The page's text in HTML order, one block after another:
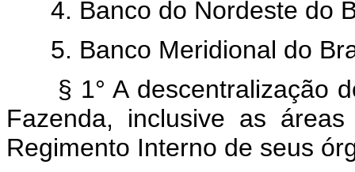
4. Banco do Nordeste do
5. Banco Meridional do
§ 1° A descentralização
Fazenda, inclusive as
Regimento Interno de seus